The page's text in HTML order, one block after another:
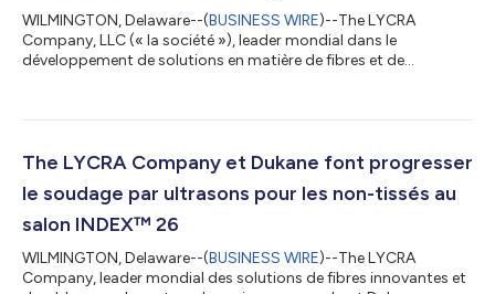
WILMINGTON, Delaware--(BUSINESS WIRE)--The LYCRA
Company, LLC (« la société »), leader mondial dans le
développement de solutions en matière de fibres et de
financière globale et sortira de la protection du chapitre 11 le 20
capital durable qui lui permettra de poursuivre sa stratégie de
croissance grâce à des investi...
The LYCRA Company et Dukane font progresser
le soudage par ultrasons pour les non-tissés au
salon INDEX™ 26
WILMINGTON, Delaware--(BUSINESS WIRE)--The LYCRA
Company, leader mondial des solutions de fibres innovantes et